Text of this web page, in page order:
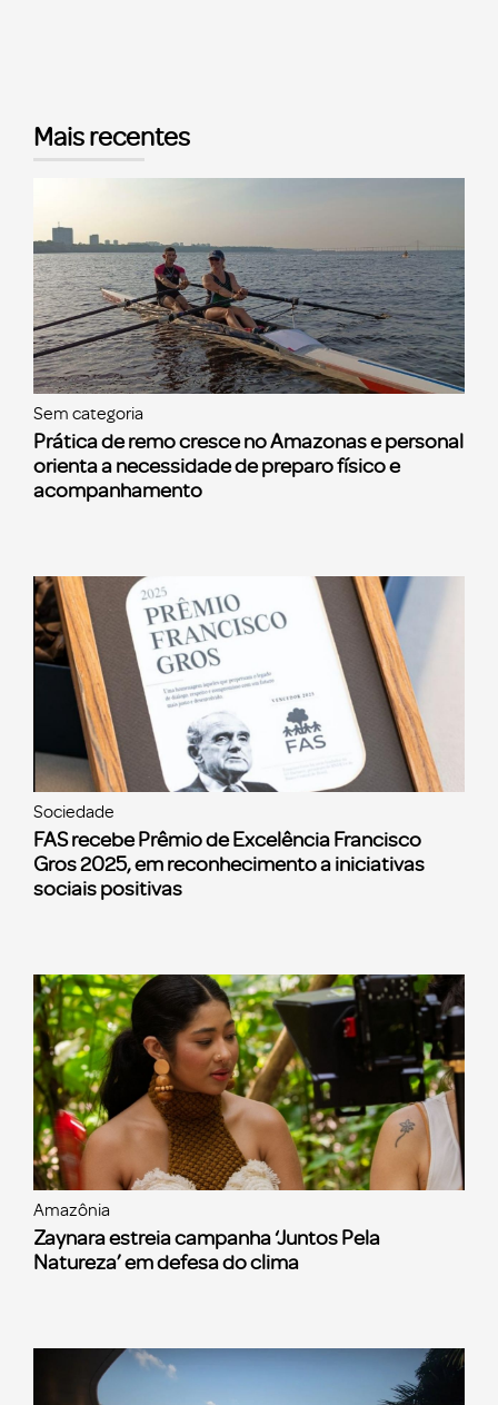
Mais recentes
Sem categoria
Prática de remo cresce no Amazonas e personal
orienta a necessidade de preparo físico e
acompanhamento
Sociedade
FAS recebe Prêmio de Excelência Francisco
Gros 2025, em reconhecimento a iniciativas
sociais positivas
Amazônia
Zaynara estreia campanha ‘Juntos Pela
Natureza’ em defesa do clima